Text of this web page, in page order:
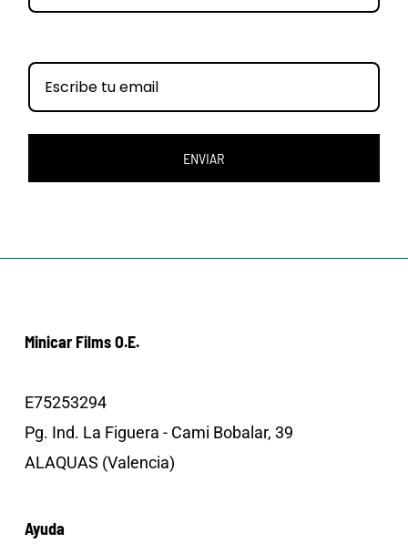
ENVIAR
Minicar Films O.E.
E75253294
Pg. Ind. La Figuera - Cami Bobalar, 39
ALAQUAS (Valencia)
Ayuda